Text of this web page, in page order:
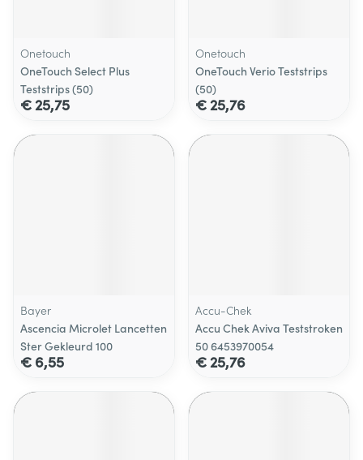
Onetouch
OneTouch Select Plus
Teststrips (50)
€ 25,75
Onetouch
OneTouch Verio Teststrips
(50)
€ 25,76
Bayer
Ascencia Microlet Lancetten
Ster Gekleurd 100
€ 6,55
Accu-Chek
Accu Chek Aviva Teststroken
50 6453970054
€ 25,76